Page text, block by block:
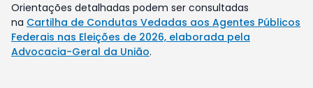
Orientações detalhadas podem ser consultadas
na Cartilha de Condutas Vedadas aos Agentes Públicos
Federais nas Eleições de 2026, elaborada pela
Advocacia-Geral da União.